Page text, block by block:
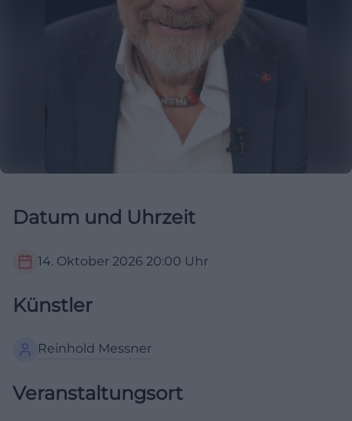
Datum und Uhrzeit
14. Oktober 2026 20:00 Uhr
Künstler
Reinhold Messner
Veranstaltungsort